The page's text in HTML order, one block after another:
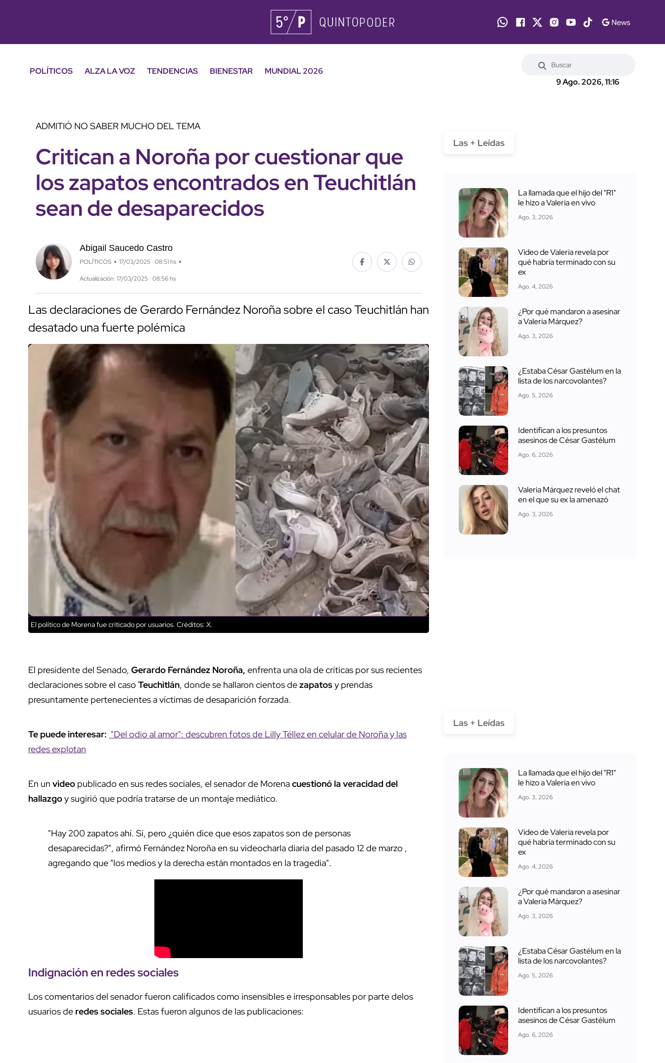
POLÍTICOS ALZA LA VOZ TENDENCIAS BIENESTAR
MUNDIAL 2026
9 Ago. 2026, 11:16
ADMITIÓ NO SABER MUCHO DEL TEMA
Critican a Noroña por cuestionar que
los zapatos encontrados en Teuchitlán
sean de desaparecidos
Abigail Saucedo Castro
POLÍTICOS 17/03/2025 · 08:51 hs
Actualización: 17/03/2025 · 08:56 hs
Las declaraciones de Gerardo Fernández Noroña sobre el caso Teuchitlán han
desatado una fuerte polémica
El político de Morena fue criticado por usuarios. Créditos: X.
El presidente del Senado, Gerardo Fernández Noroña, enfrenta una ola de críticas por sus recientes
declaraciones sobre el caso Teuchitlán, donde se hallaron cientos dezapatosy prendas
presuntamente pertenecientes a víctimas de desaparición forzada.
Te puede interesar: "Del odio al amor": descubren fotos de Lilly Téllez en celular de Noroña y las
redes explotan
En un video publicado en sus redes sociales, el senador de Morenacuestionó la veracidad del
hallazgoy sugirió que podría tratarse de un montaje mediático.
"Hay 200 zapatos ahí. Sí, pero ¿quién dice que esos zapatos son de personas
desaparecidas?", afirmó Fernández Noroña en su videocharla diaria del pasado 12 de marzo ,
agregando que "los medios y la derecha están montados en la tragedia".
Indignación en redes sociales
Los comentarios del senador fueron calificados como insensibles e irresponsables por parte delos
usuarios de redes sociales. Estas fueron algunos de las publicaciones:
Las + Leídas
La llamada que el hijo del "R1"
le hizo a Valeria en vivo
Ago. 3, 2026
Video de Valeria revela por
qué habría terminado con su
ex
Ago. 4, 2026
¿Por qué mandaron a asesinar
a Valeria Márquez?
Ago. 3, 2026
¿Estaba César Gastélum en la
lista de los narcovolantes?
Ago. 5, 2026
Identifican a los presuntos
asesinos de César Gastélum
Ago. 6, 2026
Valeria Márquez reveló el chat
en el que su ex la amenazó
Ago. 3, 2026
Las + Leídas
La llamada que el hijo del "R1"
le hizo a Valeria en vivo
Ago. 3, 2026
Video de Valeria revela por
qué habría terminado con su
ex
Ago. 4, 2026
¿Por qué mandaron a asesinar
a Valeria Márquez?
Ago. 3, 2026
¿Estaba César Gastélum en la
lista de los narcovolantes?
Ago. 5, 2026
Identifican a los presuntos
asesinos de César Gastélum
Ago. 6, 2026